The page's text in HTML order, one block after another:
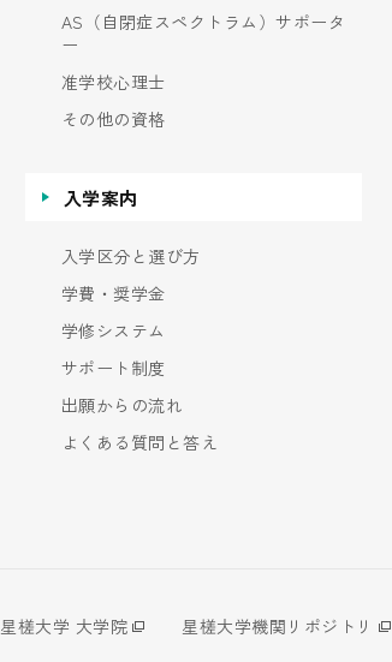
AS（自閉症スペクトラム）サポータ
ー
准学校心理士
その他の資格
入学案内
入学区分と選び方
学費・奨学金
学修システム
サポート制度
出願からの流れ
よくある質問と答え
星槎大学 大学院
星槎大学機関リポジトリ